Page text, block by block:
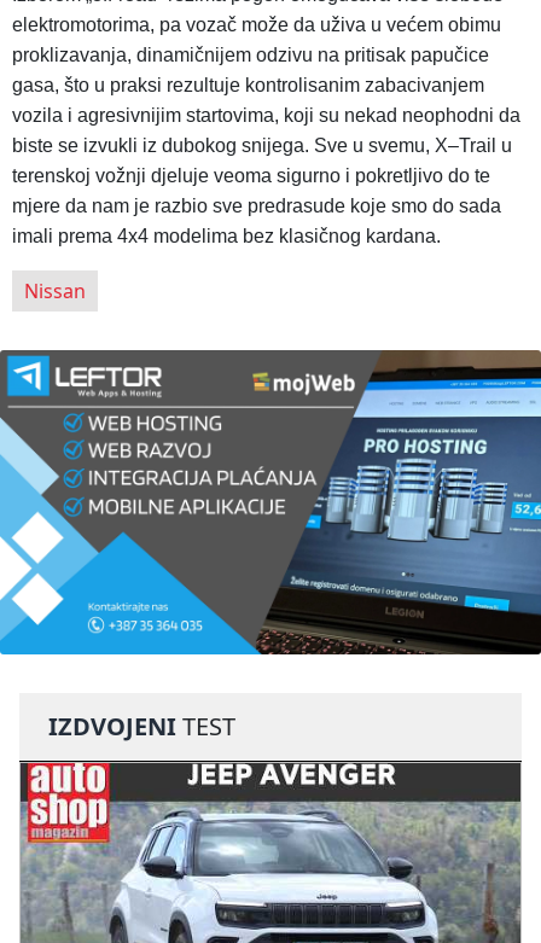
elektromotorima, pa vozač može da uživa u većem obimu
proklizavanja, dinamičnijem odzivu na pritisak papučice
gasa, što u praksi rezultuje kontrolisanim zabacivanjem
vozila i agresivnijim startovima, koji su nekad neophodni da
biste se izvukli iz dubokog snijega. Sve u svemu, X–Trail u
terenskoj vožnji djeluje veoma sigurno i pokretljivo do te
mjere da nam je razbio sve predrasude koje smo do sada
imali prema 4x4 modelima bez klasičnog kardana.
Nissan
IZDVOJENITEST